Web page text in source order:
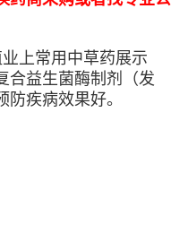
业上常用中草药展示
合益生菌酶制剂（发
疾病效果好。